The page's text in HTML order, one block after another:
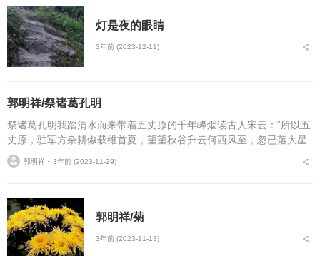
灯是夜的眼睛
3年前 (2023-12-11)
郭明祥/祭诸葛孔明
祭诸葛孔明我踏渭水而来带着五丈原的千年峰烟读古人宋云：“所以五
丈原，驻军方杂耕俶载维首夏，望望秋谷升云何西风至，忽已落大星
痛哉万世功，於此丧垂成度渭水去，三辅即日平忆惜与曹操赤璧之
战，与司马懿上演空城...
郭明祥 ⋅ 3年前 (2023-11-29)
郭明祥/菊
3年前 (2023-11-13)